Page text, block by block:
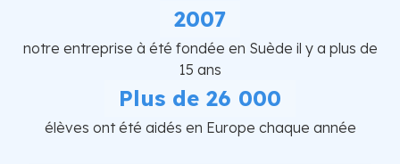
2007
notre entreprise à été fondée en Suède il y a plus de
15 ans
Plus de 26 000
élèves ont été aidés en Europe chaque année